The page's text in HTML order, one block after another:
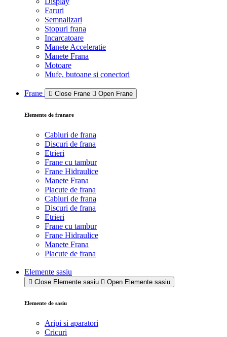
Faruri
Semnalizari
Stopuri frana
Incarcatoare
Manete Acceleratie
Manete Frana
Motoare
Mufe, butoane si conectori
Frane Close Frane Open Frane
Elemente de franare
Cabluri de frana
Discuri de frana
Etrieri
Frane cu tambur
Frane Hidraulice
Manete Frana
Placute de frana
Cabluri de frana
Discuri de frana
Etrieri
Frane cu tambur
Frane Hidraulice
Manete Frana
Placute de frana
Elemente sasiu
Close Elemente sasiu Open Elemente sasiu
Elemente de sasiu
Aripi si aparatori
Cricuri